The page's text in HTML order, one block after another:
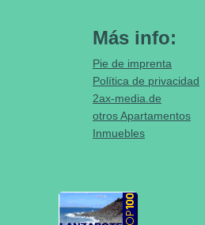
Más info:
Pie de imprenta
Política de privacidad
2ax-media.de
otros Apartamentos
Inmuebles